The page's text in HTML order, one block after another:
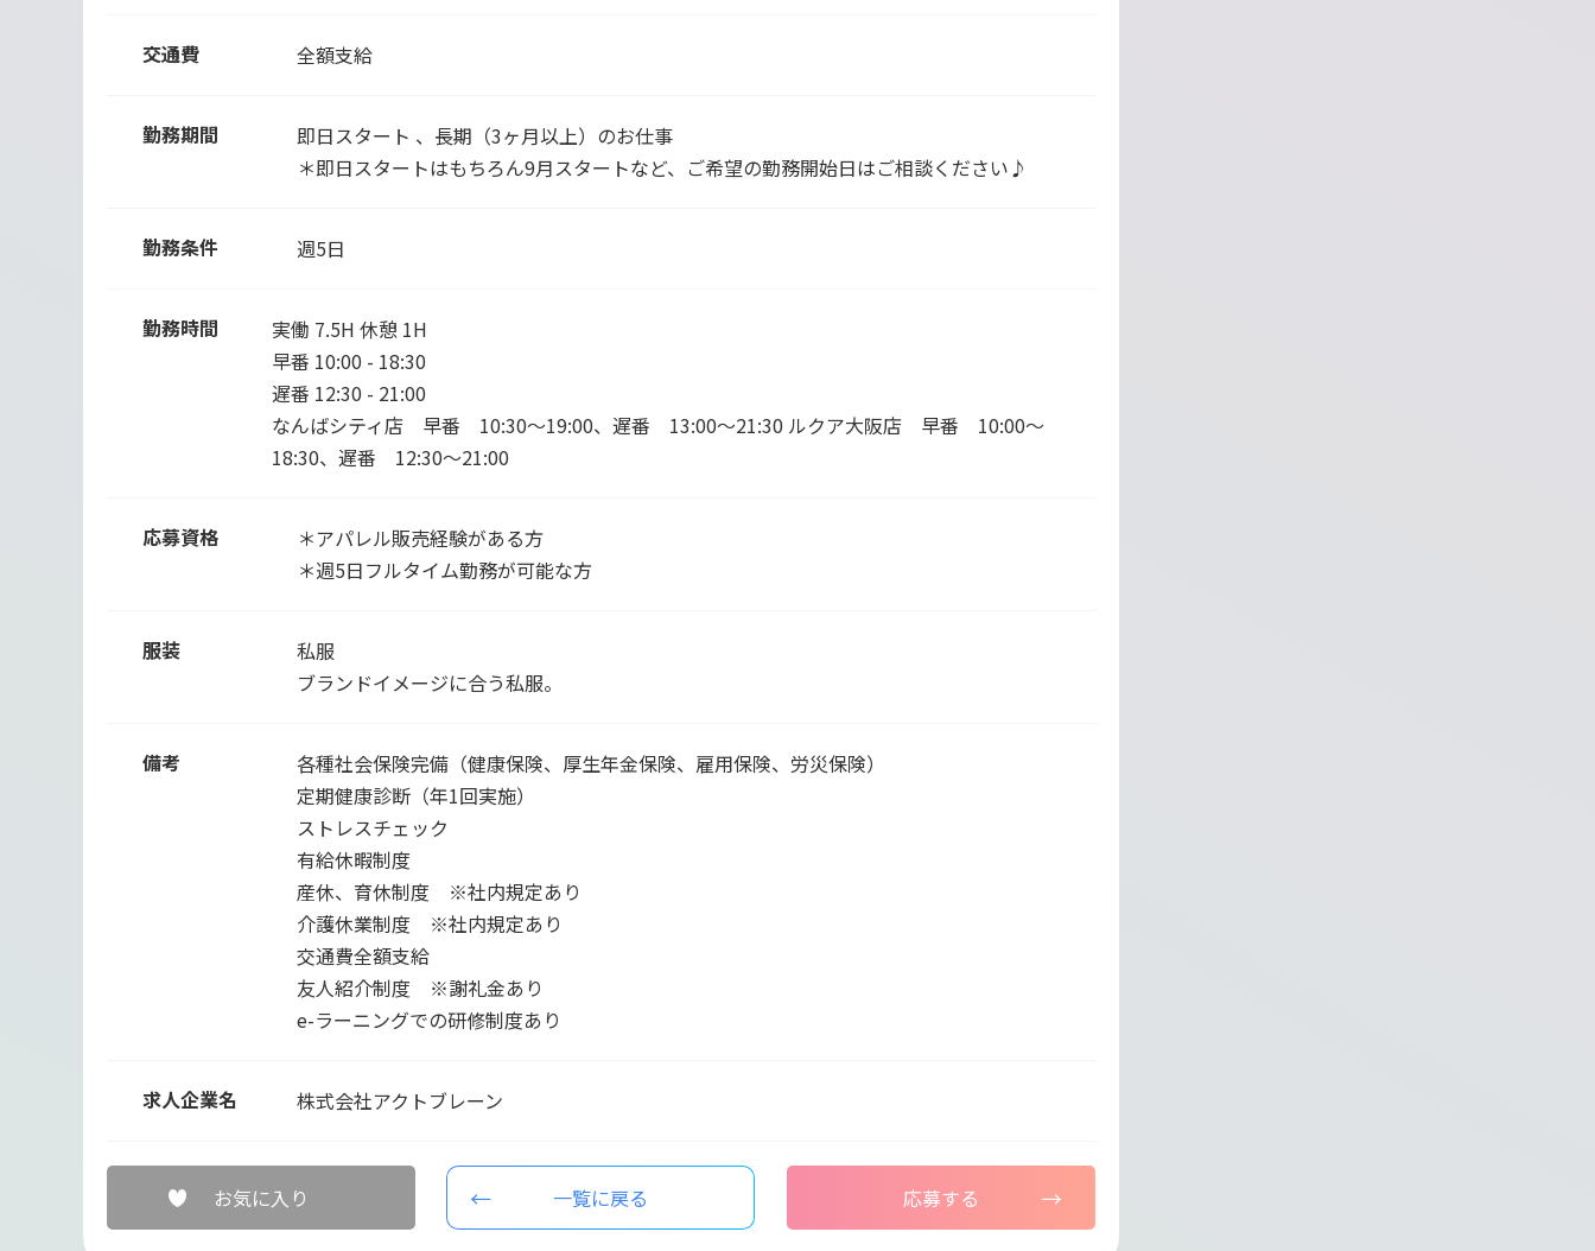
交通費 全額支給
勤務期間
即日スタート 、長期（3ヶ月以上）のお仕事
＊即日スタートはもちろん9月スタートなど、ご希望の勤務開始日はご相談ください♪
勤務条件 週5日
勤務時間
実働 7.5H 休憩 1H
早番 10:00 - 18:30
遅番 12:30 - 21:00
なんばシティ店 早番 10:30～19:00、遅番 13:00～21:30 ルクア大阪店 早番 10:00～
18:30、遅番 12:30～21:00
応募資格
＊アパレル販売経験がある方
＊週5日フルタイム勤務が可能な方
服装
私服
ブランドイメージに合う私服。
備考
各種社会保険完備（健康保険、厚生年金保険、雇用保険、労災保険）
定期健康診断（年1回実施）
ストレスチェック
有給休暇制度
産休、育休制度 ※社内規定あり
介護休業制度 ※社内規定あり
交通費全額支給
友人紹介制度 ※謝礼金あり
e-ラーニングでの研修制度あり
求人企業名 株式会社アクトブレーン
お気に入り 一覧に戻る 応募する